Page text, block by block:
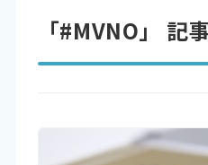
「#MVNO」 記